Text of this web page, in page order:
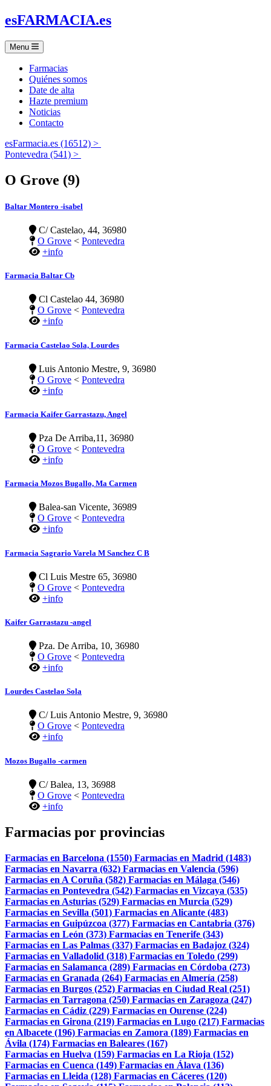
esFARMACIA.es
Menu
Farmacias
Quiénes somos
Date de alta
Hazte premium
Noticias
Contacto
esFarmacia.es (16512) >
Pontevedra (541) >
O Grove (9)
Baltar Montero -isabel
C/ Castelao, 44, 36980
O Grove < Pontevedra
+info
Farmacia Baltar Cb
Cl Castelao 44, 36980
O Grove < Pontevedra
+info
Farmacia Castelao Sola, Lourdes
Luis Antonio Mestre, 9, 36980
O Grove < Pontevedra
+info
Farmacia Kaifer Garrastazu, Angel
Pza De Arriba,11, 36980
O Grove < Pontevedra
+info
Farmacia Mozos Bugallo, Ma Carmen
Balea-san Vicente, 36989
O Grove < Pontevedra
+info
Farmacia Sagrario Varela M Sanchez C B
Cl Luis Mestre 65, 36980
O Grove < Pontevedra
+info
Kaifer Garrastazu -angel
Pza. De Arriba, 10, 36980
O Grove < Pontevedra
+info
Lourdes Castelao Sola
C/ Luis Antonio Mestre, 9, 36980
O Grove < Pontevedra
+info
Mozos Bugallo -carmen
C/ Balea, 13, 36988
O Grove < Pontevedra
+info
Farmacias por provincias
Farmacias en Barcelona (1550) Farmacias en Madrid (1483)
Farmacias en Navarra (632) Farmacias en Valencia (596)
Farmacias en A Coruña (582) Farmacias en Málaga (546)
Farmacias en Pontevedra (542) Farmacias en Vizcaya (535)
Farmacias en Asturias (529) Farmacias en Murcia (529)
Farmacias en Sevilla (501) Farmacias en Alicante (483)
Farmacias en Guipúzcoa (377) Farmacias en Cantabria (376)
Farmacias en León (373) Farmacias en Tenerife (343)
Farmacias en Las Palmas (337) Farmacias en Badajoz (324)
Farmacias en Valladolid (318) Farmacias en Toledo (299)
Farmacias en Salamanca (289) Farmacias en Córdoba (273)
Farmacias en Granada (264) Farmacias en Almería (258)
Farmacias en Burgos (252) Farmacias en Ciudad Real (251)
Farmacias en Tarragona (250) Farmacias en Zaragoza (247)
Farmacias en Cádiz (229) Farmacias en Ourense (224)
Farmacias en Girona (219) Farmacias en Lugo (217) Farmacias
en Albacete (196) Farmacias en Zamora (189) Farmacias en
Ávila (174) Farmacias en Baleares (167)
Farmacias en Huelva (159) Farmacias en La Rioja (152)
Farmacias en Cuenca (149) Farmacias en Álava (136)
Farmacias en Lleida (128) Farmacias en Cáceres (120)